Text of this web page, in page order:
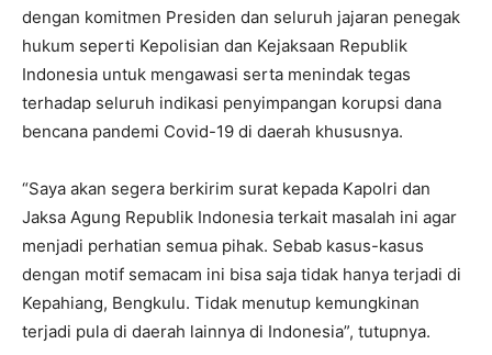
dengan komitmen Presiden dan seluruh jajaran penegak
hukum seperti Kepolisian dan Kejaksaan Republik
Indonesia untuk mengawasi serta menindak tegas
terhadap seluruh indikasi penyimpangan korupsi dana
bencana pandemi Covid-19 di daerah khususnya.
“Saya akan segera berkirim surat kepada Kapolri dan
Jaksa Agung Republik Indonesia terkait masalah ini agar
menjadi perhatian semua pihak. Sebab kasus-kasus
dengan motif semacam ini bisa saja tidak hanya terjadi di
Kepahiang, Bengkulu. Tidak menutup kemungkinan
terjadi pula di daerah lainnya di Indonesia”, tutupnya.